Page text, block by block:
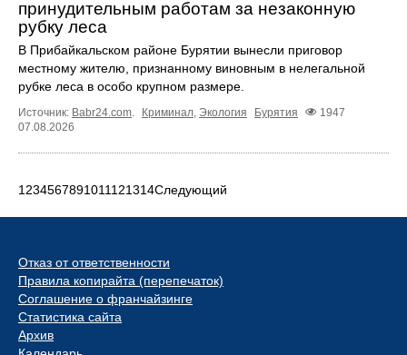
принудительным работам за незаконную
рубку леса
В Прибайкальском районе Бурятии вынесли приговор
местному жителю, признанному виновным в нелегальной
рубке леса в особо крупном размере.
Источник: Babr24.com. Криминал, Экология Бурятия
1947
07.08.2026
1 234567891011121314Следующий
Отказ от ответственности
Правила копирайта (перепечаток)
Соглашение о франчайзинге
Статистика сайта
Архив